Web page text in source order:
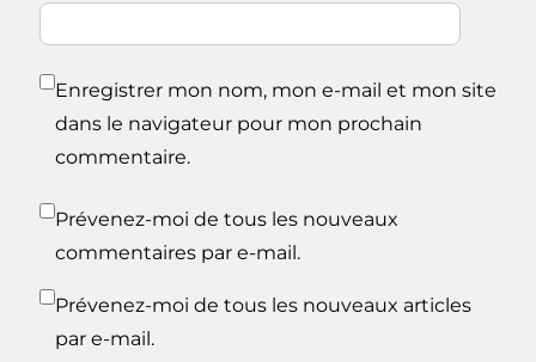
Enregistrer mon nom, mon e-mail et mon site
dans le navigateur pour mon prochain
commentaire.
Prévenez-moi de tous les nouveaux
commentaires par e-mail.
Prévenez-moi de tous les nouveaux articles
par e-mail.